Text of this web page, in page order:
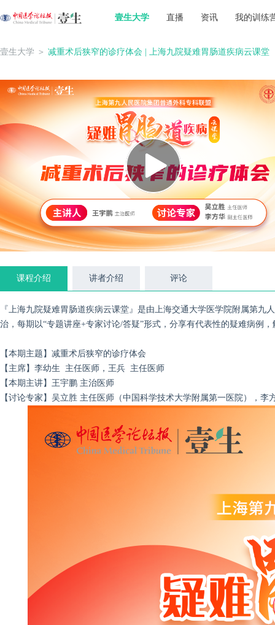
壹生大学 直播 资讯 我的训练
壹生大学 ＞ 减重术后狭窄的诊疗体会 | 上海九院疑难胃肠道疾病云课堂
课程介绍 讲者介绍 评论
『上海九院疑难胃肠道疾病云课堂』是由上海交通大学医学院附属第
治，每期以“专题讲座+专家讨论/答疑”形式，分享有代表性的疑难病例
【本期主题】减重术后狭窄的诊疗体会
【主席】李幼生 主任医师，王兵 主任医师
【本期主讲】王宇鹏 主治医师
【讨论专家】吴立胜 主任医师（中国科学技术大学附属第一医院）， 李